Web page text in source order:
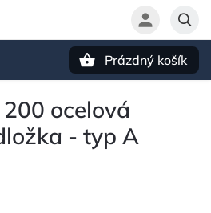
Prázdný košík
ocelová
- typ A